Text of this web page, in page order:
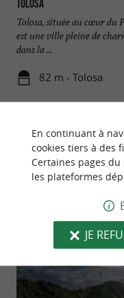
Tolosa
Tolosa, située au cœur du
est une ville pleine de
dans la ...
82 m - Tolosa
NOUS
En continuant à
cookies tiers à des
Certaines pages
les plateformes
JE